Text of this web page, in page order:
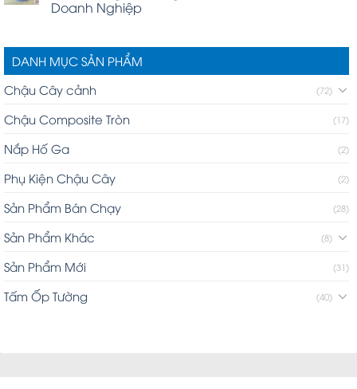
Doanh Nghiệp
DANH MỤC SẢN PHẨM
Chậu Cây cảnh
(72)
Chậu Composite Tròn (17)
Nắp Hố Ga (2)
Phụ Kiện Chậu Cây (2)
Sản Phẩm Bán Chạy (28)
Sản Phẩm Khác (8)
Sản Phẩm Mới (31)
Tấm Ốp Tường (40)